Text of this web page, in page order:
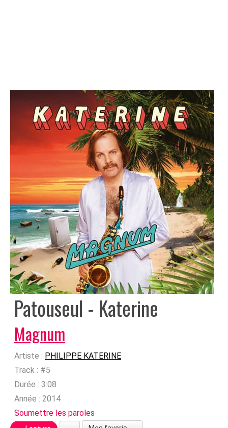
Patouseul - Katerine
Magnum
Artiste : PHILIPPE KATERINE
Track : #5
Durée : 3:08
Année : 2014
Soumettre les paroles